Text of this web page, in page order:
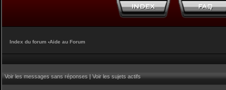
Index du forum ‹Aide au Forum
Voir les messages sans réponses|Voir les sujets actifs